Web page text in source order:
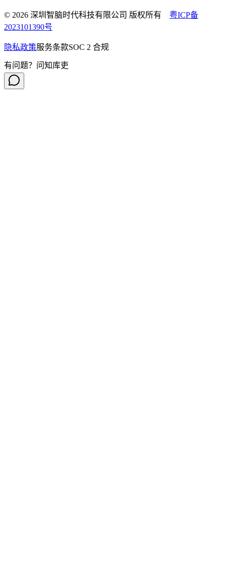
© 2026 深圳智脑时代科技有限公司 版权所有 粤ICP备
2023101390号
隐私政策服务条款SOC 2 合规
有问题？问知库吏